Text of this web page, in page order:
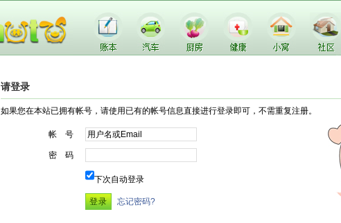
请登录
如果您在本站已拥有帐号，请使用已有的帐号信息直接进行登录即可，不需重复注册。
帐 号
密 码
下次自动登录
忘记密码?